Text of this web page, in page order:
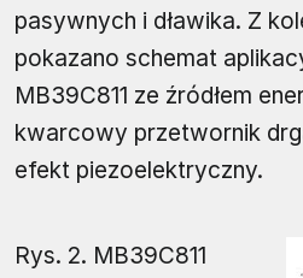
pasywnych i dławika. Z
pokazano schemat
MB39C811 ze źródłem
kwarcowy przetwornik
efekt piezoelektryczny.
Rys. 2. MB39C811